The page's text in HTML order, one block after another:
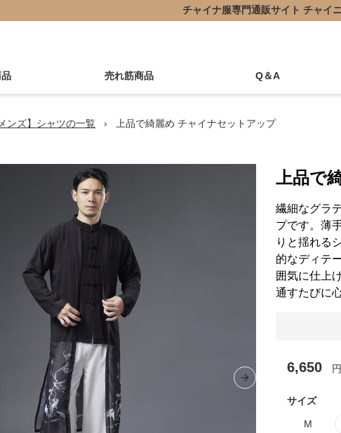
チャイナ服専門通販サイト チャイ
売れ筋商品 Q＆A
メンズ】シャツの一覧 › 上品で綺麗め チャイナセットアップ
Next slide
上品で
繊細なグラ
プです。薄
りと揺れる
的なディテ
囲気に仕上
通すたびに
6,650 円
サイズ
M